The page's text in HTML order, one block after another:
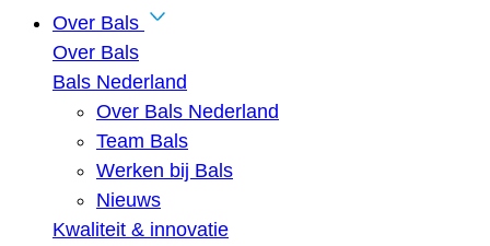
Over Bals
Over Bals
Bals Nederland
Over Bals Nederland
Team Bals
Werken bij Bals
Nieuws
Kwaliteit & innovatie